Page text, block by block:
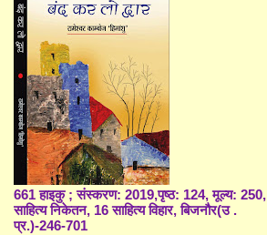
661 हाइकु ; संस्करण: 2019,पृष्ठ: 124, मूल्य: 250,
साहित्य निकेतन, 16 साहित्य विहार, बिजनौर(उ .
प्र.)-246-701